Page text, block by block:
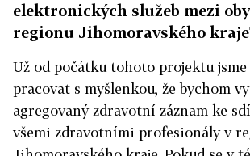
elektronických služeb mezi
regionu Jihomoravského
Už od počátku tohoto projektu jsme
pracovat s myšlenkou, že bychom
agregovaný zdravotní záznam ke
všemi zdravotními profesionály v